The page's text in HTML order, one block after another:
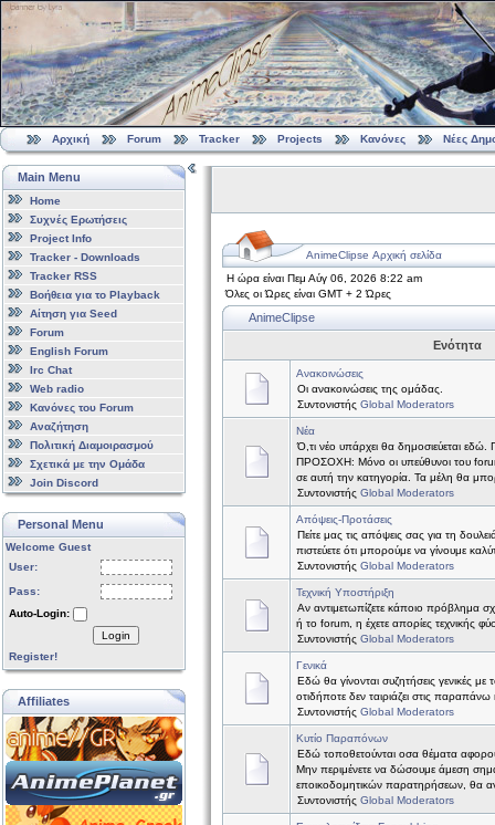
Αρχική Forum Tracker Projects Κανόνες Νέες
Main Menu
Home
Συχνές Ερωτήσεις
Project Info
Tracker - Downloads
Tracker RSS
Βοήθεια για το Playback
Αίτηση για Seed
Forum
English Forum
Irc Chat
Web radio
Κανόνες του Forum
Αναζήτηση
Πολιτική Διαμοιρασμού
Σχετικά με την Ομάδα
Join Discord
Personal Menu
Welcome Guest
User:
Pass:
Auto-Login:
Login
Register!
Affiliates
AnimeClipse Αρχική σελίδα
Η ώρα είναι Πεμ Αύγ 06, 2026 8:22 am
Όλες οι Ώρες είναι GMT + 2 Ώρες
AnimeClipse
Ενότητα
Ανακοινώσεις
Οι ανακοινώσεις της ομάδας.
Συντονιστής Global Moderators
Νέα
Ό,τι νέο υπάρχει θα δημοσιεύεται
ΠΡΟΣΟΧΗ: Μόνο οι υπεύθυνοι του
σε αυτή την κατηγορία. Τα μέλη θα
Συντονιστής Global Moderators
Απόψεις-Προτάσεις
Πείτε μας τις απόψεις σας για τη
πιστεύετε ότι μπορούμε να γίνουμε
Συντονιστής Global Moderators
Τεχνική Υποστήριξη
Αν αντιμετωπίζετε κάποιο πρόβλημα
ή το forum, η έχετε απορίες τεχνικής
Συντονιστής Global Moderators
Γενικά
Εδώ θα γίνονται συζητήσεις γενικές
οτιδήποτε δεν ταιριάζει στις παραπάνω
Συντονιστής Global Moderators
Κυτίο Παραπόνων
Εδώ τοποθετούνται οσα θέματα
Μην περιμένετε να δώσουμε άμεση
εποικοδομητικών παρατηρήσεων, θα
Συντονιστής Global Moderators